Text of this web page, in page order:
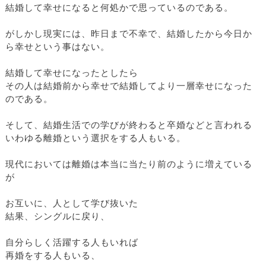
結婚して幸せになると何処かで思っているのである。
がしかし現実には、昨日まで不幸で、結婚したから今日か
ら幸せという事はない。
結婚して幸せになったとしたら
その人は結婚前から幸せで結婚してより一層幸せになった
のである。
そして、結婚生活での学びが終わると卒婚などと言われる
いわゆる離婚という選択をする人もいる。
現代においては離婚は本当に当たり前のように増えている
が
お互いに、人として学び抜いた
結果、シングルに戻り、
自分らしく活躍する人もいれば
再婚をする人もいる、